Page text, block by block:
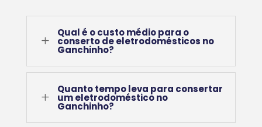
L
Qual é o custo médio para o
conserto de eletrodomésticos no
Ganchinho?
L
Quanto tempo leva para consertar
um eletrodoméstico no
Ganchinho?